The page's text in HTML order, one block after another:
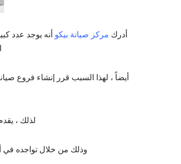
أدرك مركز صيانة بيكو أنه يوجد عدد
أيضاً ، لهذا السبب قرر إنشاء فروع
لذلك ،
وذلك من خلال تواجده في